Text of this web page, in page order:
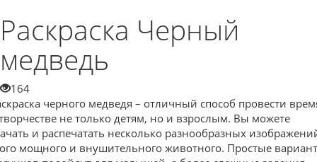
Раскраска Черный
медведь
164
черного медведя – отличный способ провести
не только детям, но и взрослым. Вы можете
и распечатать несколько разнообразных
мощного и внушительного животного. Простые